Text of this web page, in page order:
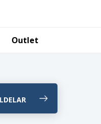
Outlet